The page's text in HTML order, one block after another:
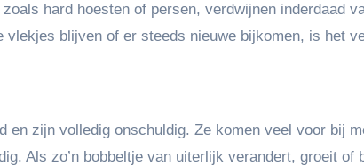
hard hoesten of persen, verdwijnen inderdaad
blijven of er steeds nieuwe bijkomen, is het
en zijn volledig onschuldig. Ze komen veel voor bij
Als zo’n bobbeltje van uiterlijk verandert, groeit of